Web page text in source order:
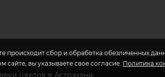
происходит сбор и обработка обезличенных
сайте, вы указываете свое согласие. Политика
цветов в Астрахани.